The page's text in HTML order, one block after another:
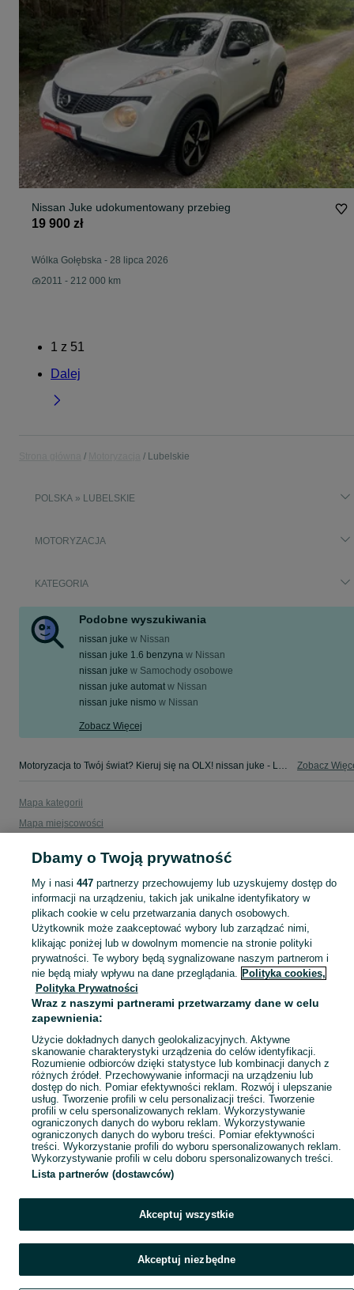
Nissan Juke udokumentowany przebieg
19 900 zł
Wólka Gołębska - 28 lipca 2026
2011 - 212 000 km
1 z 51
Dalej
Lubelskie
POLSKA » LUBELSKIE
MOTORYZACJA
KATEGORIA
Podobne wyszukiwania
nissan juke w Nissan
nissan juke 1.6 benzyna w Nissan
nissan juke w Samochody osobowe
nissan juke automat w Nissan
nissan juke nismo w Nissan
Zobacz Więcej
Motoryzacja to Twój świat? Kieruj się na OLX! nissan juke - Lubelskie - tylko w kategorii Motoryzacja na OLX! Zobacz
Mapa kategorii
Mapa miejscowości
Popularne wyszukiwania
Dbamy o Twoją prywatność
My i nasi 447partnerzy przechowujemy lub uzyskujemy dostęp do
informacji na urządzeniu, takich jak unikalne identyfikatory w
plikach cookie w celu przetwarzania danych osobowych.
Użytkownik może zaakceptować wybory lub zarządzać nimi,
klikając poniżej lub w dowolnym momencie na stronie polityki
prywatności. Te wybory będą sygnalizowane naszym partnerom i
nie będą miały wpływu na dane przeglądania. Polityka cookies,
Polityka Prywatności
Wraz z naszymi partnerami przetwarzamy dane w celu
zapewnienia:
Użycie dokładnych danych geolokalizacyjnych. Aktywne
skanowanie charakterystyki urządzenia do celów identyfikacji.
Rozumienie odbiorców dzięki statystyce lub kombinacji danych z
różnych źródeł. Przechowywanie informacji na urządzeniu lub
dostęp do nich. Pomiar efektywności reklam. Rozwój i ulepszanie
usług. Tworzenie profili w celu personalizacji treści. Tworzenie
profili w celu spersonalizowanych reklam. Wykorzystywanie
ograniczonych danych do wyboru reklam. Wykorzystywanie
ograniczonych danych do wyboru treści. Pomiar efektywności
treści. Wykorzystanie profili do wyboru spersonalizowanych reklam.
Wykorzystywanie profili w celu doboru spersonalizowanych treści.
Lista partnerów (dostawców)
Akceptuj wszystkie
Akceptuj niezbędne